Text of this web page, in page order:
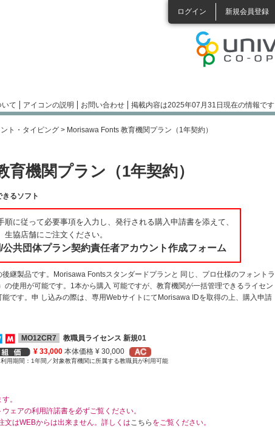
ログイン 新規会員登録
て アイコンの説明 お問い合わせ 掲載内容は2025年07月31日現在の情報です
ト・タイピング > Morisawa Fonts 教育機関プラン（1年契約）
機関プラン（1年契約）
るソフト
に従って必要事項を入力し、発行される購入申請書を添えて、
生協店舗にご注文ください。
共団体プラン契約責任者アカウント作成フォーム
継製品です。Morisawa Fontsスタンダードプランと 同じ、プロ仕様のフォントラ
使用が可能です。1本から購入 可能ですが、教育機関が一括管理できるライセン
です。申 し込みの際は、専用WebサイトにてMorisawa IDを取得の上、購入申請
MO12CR7
教職員ライセンス 新規01
¥ 33,000 本体価格 ¥ 30,000
用期間：1年間／対象教育機関に所属する教職員が利用可能
。
ェアの利用許諾書を必ずご覧ください。
文はWEBからは出来ません。詳しくはこちら をご覧ください。